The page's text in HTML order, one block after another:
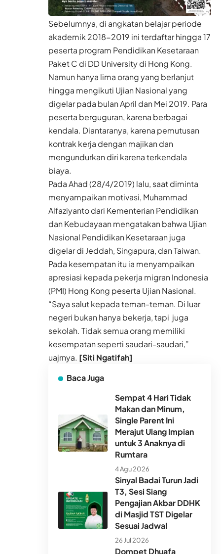
Sebelumnya, di angkatan belajar periode
akademik 2018-2019 ini terdaftar hingga 17
peserta program Pendidikan Kesetaraan
Paket C di DD University di Hong Kong.
Namun hanya lima orang yang berlanjut
hingga mengikuti Ujian Nasional yang
digelar pada bulan April dan Mei 2019. Para
peserta berguguran, karena berbagai
kendala. Diantaranya, karena pemutusan
kontrak kerja dengan majikan dan
mengundurkan diri karena terkendala
biaya.
Pada Ahad (28/4/2019) lalu, saat diminta
menyampaikan motivasi, Muhammad
Alfaziyanto dari Kementerian Pendidikan
dan Kebudayaan mengatakan bahwa Ujian
Nasional Pendidikan Kesetaraan juga
digelar di Jeddah, Singapura, dan Taiwan.
Pada kesempatan itu ia menyampaikan
apresiasi kepada pekerja migran Indonesia
(PMI) Hong Kong peserta Ujian Nasional.
“Saya salut kepada teman-teman. Di luar
negeri bukan hanya bekerja, tapi juga
sekolah. Tidak semua orang memiliki
kesempatan seperti saudari-saudari,”
uajrnya. [Siti Ngatifah]
Baca Juga
Sempat 4 Hari Tidak
Makan dan Minum,
Single Parent Ini
Merajut Ulang Impian
untuk 3 Anaknya di
Rumtara
4 Agu 2026
Sinyal Badai Turun Jadi
T3, Sesi Siang
Pengajian Akbar DDHK
di Masjid TST Digelar
Sesuai Jadwal
26 Jul 2026
Dompet Dhuafa